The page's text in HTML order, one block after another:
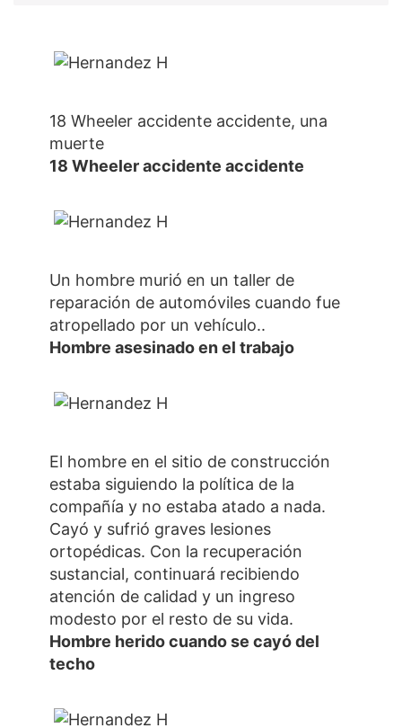
18 Wheeler accidente accidente, una
muerte
18 Wheeler accidente accidente
Un hombre murió en un taller de
reparación de automóviles cuando fue
atropellado por un vehículo..
Hombre asesinado en el trabajo
El hombre en el sitio de construcción
estaba siguiendo la política de la
compañía y no estaba atado a nada.
Cayó y sufrió graves lesiones
ortopédicas. Con la recuperación
sustancial, continuará recibiendo
atención de calidad y un ingreso
modesto por el resto de su vida.
Hombre herido cuando se cayó del
techo